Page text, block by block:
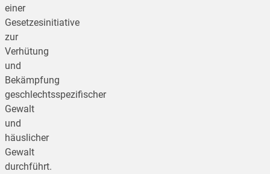
einer
Gesetzesinitiative
zur
Verhütung
und
Bekämpfung
geschlechtsspezifischer
Gewalt
und
häuslicher
Gewalt
durchführt.